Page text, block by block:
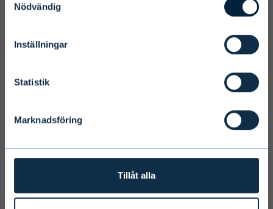
Nödvändig
Inställningar
Statistik
Marknadsföring
Tillåt alla
Terms and conditions
We ask you to take into account the
services to states outside of the EEA or
to citizens of these states may be
personally responsible for any national